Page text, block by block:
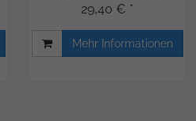
29,40 € *
Mehr Informationen